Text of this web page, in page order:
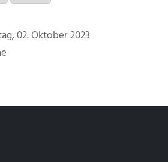
02. Oktober 2023